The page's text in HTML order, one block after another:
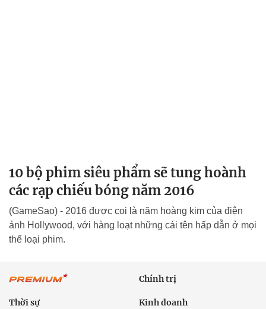
10 bộ phim siêu phẩm sẽ tung hoành
các rạp chiếu bóng năm 2016
(GameSao) - 2016 được coi là năm hoàng kim của điện
ảnh Hollywood, với hàng loạt những cái tên hấp dẫn ở mọi
thể loại phim.
Chính trị
Thời sự Kinh doanh